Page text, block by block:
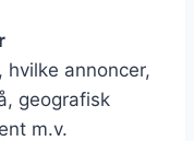
annoncer,
geografisk
m.v.